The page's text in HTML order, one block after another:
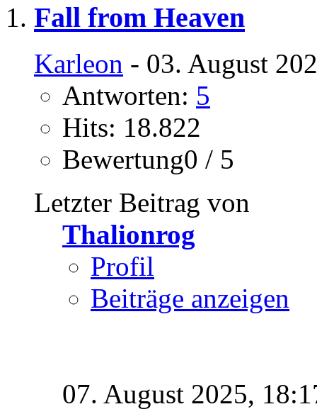
Fall from Heaven
Karleon - 03. August
Antworten: 5
Hits: 18.822
Bewertung0 / 5
Letzter Beitrag von
Thalionrog
Profil
Beiträge anzeigen
07. August 2025,